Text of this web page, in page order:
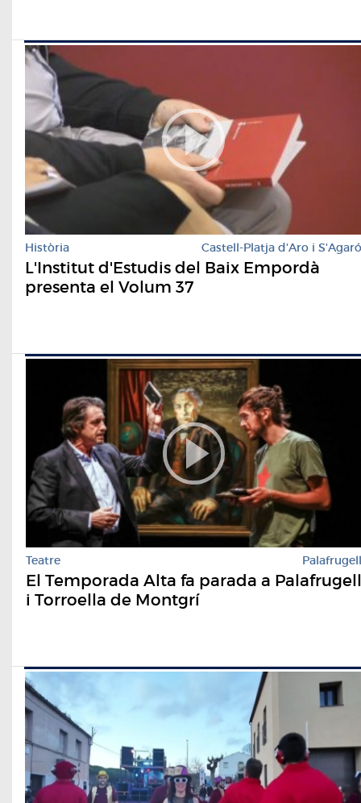
Història Castell-Platja d'Aro i S'Agaró
L'Institut d'Estudis del Baix Empordà
presenta el Volum 37
Teatre Palafrugell
El Temporada Alta fa parada a Palafrugell
i Torroella de Montgrí